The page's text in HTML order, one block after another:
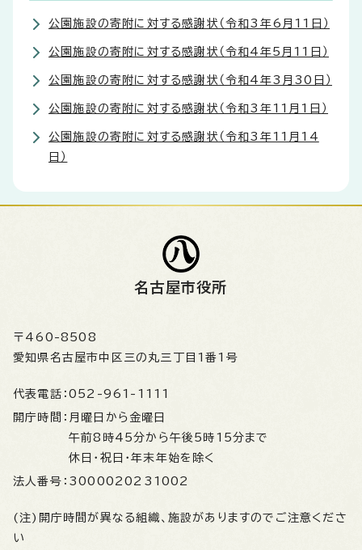
公園施設の寄附に対する感謝状（令和3年6月11日）
公園施設の寄附に対する感謝状（令和4年5月11日）
公園施設の寄附に対する感謝状（令和4年3月30日）
公園施設の寄附に対する感謝状（令和3年11月1日）
公園施設の寄附に対する感謝状（令和3年11月14
日）
名古屋市役所
〒460-8508
愛知県名古屋市中区三の丸三丁目1番1号
代表電話： 052-961-1111
開庁時間： 月曜日から金曜日
午前8時45分から午後5時15分まで
休日・祝日・年末年始を除く
法人番号： 3000020231002
(注)開庁時間が異なる組織、施設がありますのでご注意くださ
い